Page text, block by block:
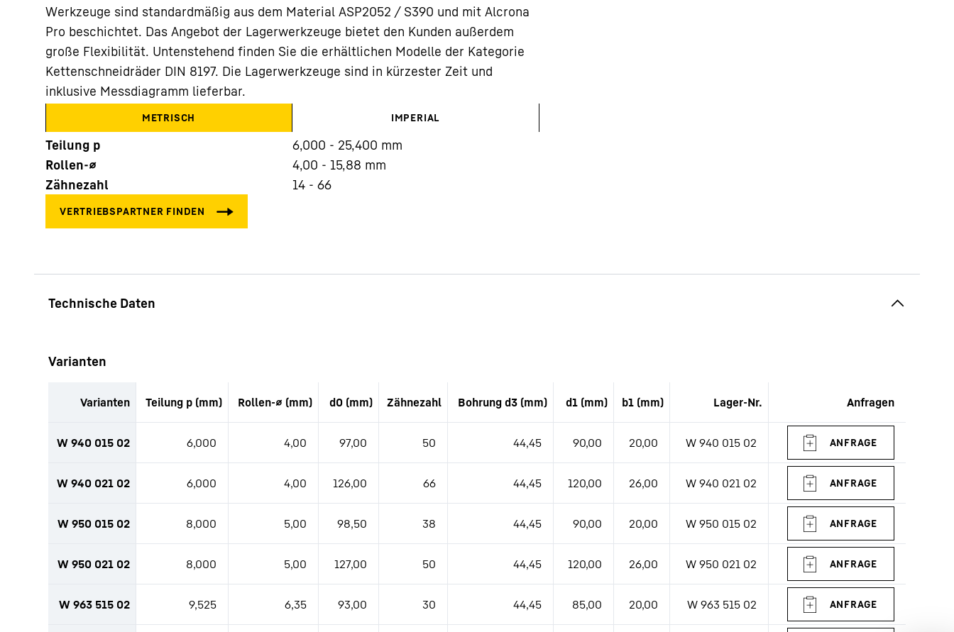
Mehr über die Firmengruppe
Werkzeuge sind standardmäßig aus dem Material ASP2052 / S390 und mit Alcrona
Pro beschichtet. Das Angebot der Lagerwerkzeuge bietet den Kunden außerdem
große Flexibilität. Untenstehend finden Sie die erhältlichen Modelle der Kategorie
Kettenschneidräder DIN 8197. Die Lagerwerkzeuge sind in kürzester Zeit und
inklusive Messdiagramm lieferbar.
METRISCH IMPERIAL
Teilung p 6,000 - 25,400 mm
Rollen-⌀
4,00 - 15,88 mm
Zähnezahl
14 - 66
Zum Link der Produktanfrage springen (TBD)
Varianten
Varianten Teilung p (mm) Rollen-⌀ (mm) d0 (mm) Zähnezahl Bohrung d3 (mm) d1 (mm) b1 (mm) Lager-Nr. Anfragen
W 940 015 02 6,000 4,00 97,00 50 44,45 90,00 20,00 W 940 015 02
W 940 021 02 6,000 4,00 126,00 66 44,45 120,00 26,00 W 940 021 02
W 950 015 02 8,000 5,00 98,50 38 44,45 90,00 20,00 W 950 015 02
W 950 021 02 8,000 5,00 127,00 50 44,45 120,00 26,00 W 950 021 02
W 963 515 02 9,525 6,35 93,00 30 44,45 85,00 20,00 W 963 515 02